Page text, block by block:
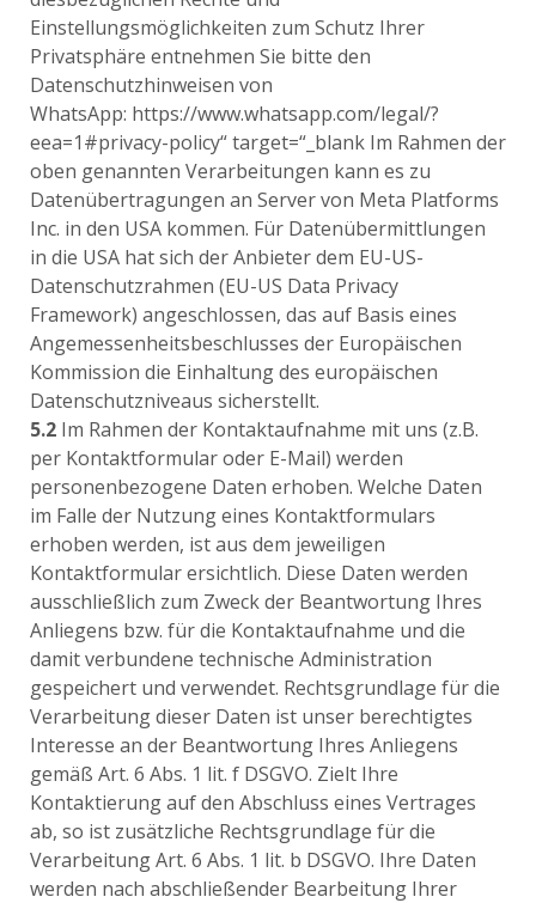
Einstellungsmöglichkeiten zum Schutz Ihrer
Privatsphäre entnehmen Sie bitte den
Datenschutzhinweisen von
WhatsApp: https://www.whatsapp.com/legal/?
eea=1#privacy-policy“ target=“_blank Im Rahmen der
oben genannten Verarbeitungen kann es zu
Datenübertragungen an Server von Meta Platforms
Inc. in den USA kommen. Für Datenübermittlungen
in die USA hat sich der Anbieter dem EU-US-
Datenschutzrahmen (EU-US Data Privacy
Framework) angeschlossen, das auf Basis eines
Angemessenheitsbeschlusses der Europäischen
Kommission die Einhaltung des europäischen
Datenschutzniveaus sicherstellt.
5.2 Im Rahmen der Kontaktaufnahme mit uns (z.B.
per Kontaktformular oder E-Mail) werden
personenbezogene Daten erhoben. Welche Daten
im Falle der Nutzung eines Kontaktformulars
erhoben werden, ist aus dem jeweiligen
Kontaktformular ersichtlich. Diese Daten werden
ausschließlich zum Zweck der Beantwortung Ihres
Anliegens bzw. für die Kontaktaufnahme und die
damit verbundene technische Administration
gespeichert und verwendet. Rechtsgrundlage für die
Verarbeitung dieser Daten ist unser berechtigtes
Interesse an der Beantwortung Ihres Anliegens
gemäß Art. 6 Abs. 1 lit. f DSGVO. Zielt Ihre
Kontaktierung auf den Abschluss eines Vertrages
ab, so ist zusätzliche Rechtsgrundlage für die
Verarbeitung Art. 6 Abs. 1 lit. b DSGVO. Ihre Daten
werden nach abschließender Bearbeitung Ihrer